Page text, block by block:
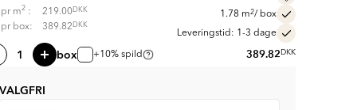
pr m2 : 219.00DKK
pr box: 389.82 DKK
1.78 m2/ box
Leveringstid: 1-3 dage
box +10% spild 389.82 DKK
VALGFRI